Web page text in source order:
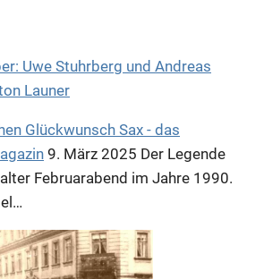
Glückwunsch Sax - das
9. März 2025 Der Legende
Februarabend im Jahre 1990.